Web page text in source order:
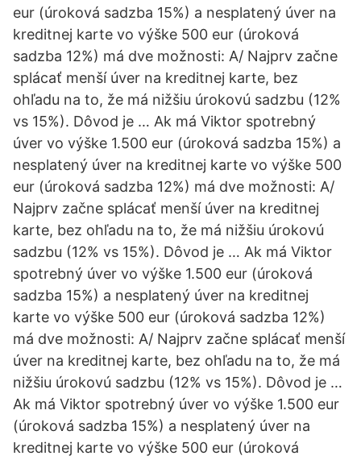
eur (úroková sadzba 15%) a nesplatený úver na
kreditnej karte vo výške 500 eur (úroková
sadzba 12%) má dve možnosti: A/ Najprv začne
splácať menší úver na kreditnej karte, bez
ohľadu na to, že má nižšiu úrokovú sadzbu (12%
vs 15%). Dôvod je … Ak má Viktor spotrebný
úver vo výške 1.500 eur (úroková sadzba 15%) a
nesplatený úver na kreditnej karte vo výške 500
eur (úroková sadzba 12%) má dve možnosti: A/
Najprv začne splácať menší úver na kreditnej
karte, bez ohľadu na to, že má nižšiu úrokovú
sadzbu (12% vs 15%). Dôvod je … Ak má Viktor
spotrebný úver vo výške 1.500 eur (úroková
sadzba 15%) a nesplatený úver na kreditnej
karte vo výške 500 eur (úroková sadzba 12%)
má dve možnosti: A/ Najprv začne splácať menší
úver na kreditnej karte, bez ohľadu na to, že má
nižšiu úrokovú sadzbu (12% vs 15%). Dôvod je …
Ak má Viktor spotrebný úver vo výške 1.500 eur
(úroková sadzba 15%) a nesplatený úver na
kreditnej karte vo výške 500 eur (úroková